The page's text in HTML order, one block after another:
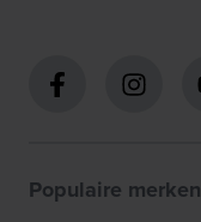
Populaire merken